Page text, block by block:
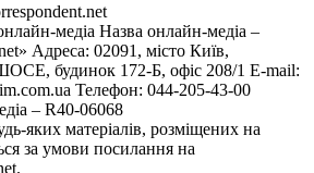
медіа Назва онлайн-медіа –
Адреса: 02091, місто Київ,
будинок 172-Б, офіс 208/1 E-mail:
Телефон: 044-205-43-00
– R40-06068
яких матеріалів, розміщених на
за умови посилання на